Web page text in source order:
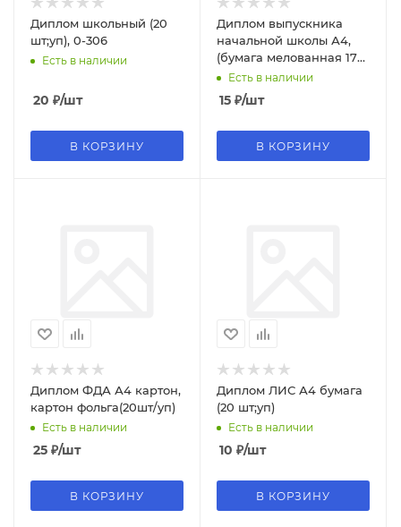
Диплом школьный (20
шт;уп), 0-306
Есть в наличии
20 ₽/шт
В КОРЗИНУ
Диплом выпускника
начальной школы А4,
(бумага мелованная 170
г;м), Ш-16015
Есть в наличии
15 ₽/шт
В КОРЗИНУ
Диплом ФДА А4 картон,
картон фольга(20шт/уп)
Есть в наличии
25 ₽/шт
В КОРЗИНУ
Диплом ЛИС А4 бумага
(20 шт;уп)
Есть в наличии
10 ₽/шт
В КОРЗИНУ